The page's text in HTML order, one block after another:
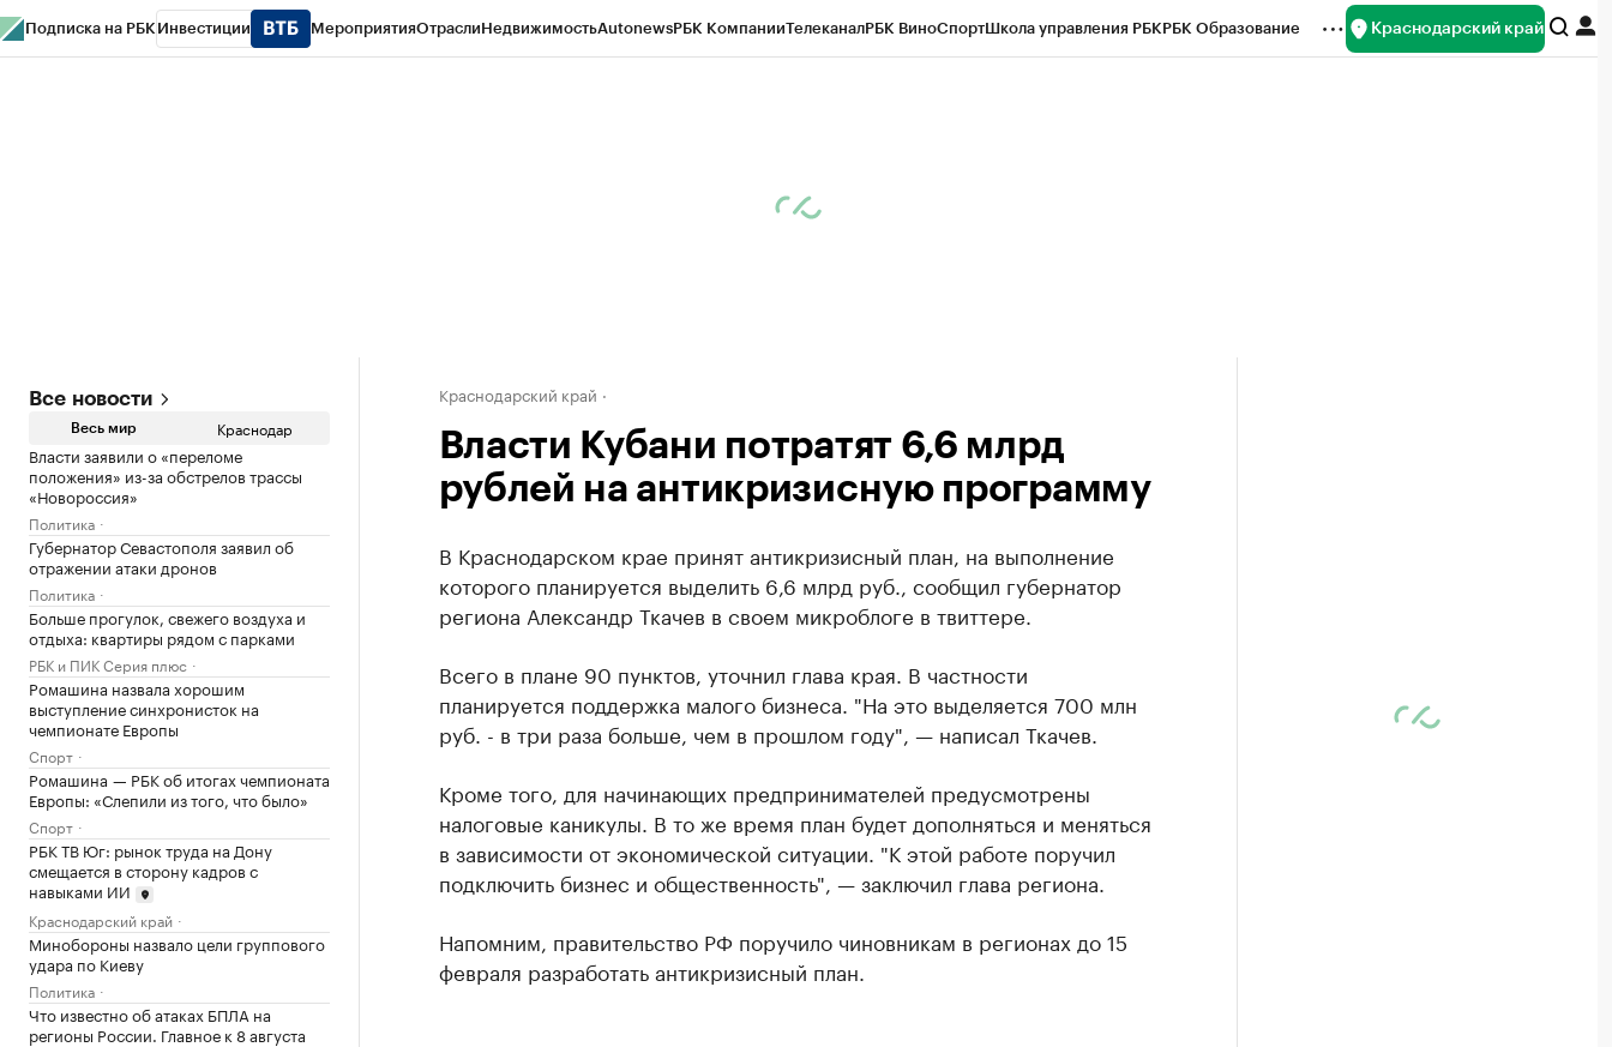
Подписка на РБК Инвестиции МероприятияОтраслиНедвижимостьAutonewsРБК КомпанииТелеканалРБК ВиноСпортШкола управления РБКРБК Образование Краснодарский край
Все новости
Весь мир Краснодар
Власти заявили о «переломе
положения» из-за обстрелов трассы
«Новороссия»
Политика
Губернатор Севастополя заявил об
отражении атаки дронов
Политика
Больше прогулок, свежего воздуха и
отдыха: квартиры рядом с парками
РБК и ПИК Серия плюс
Ромашина назвала хорошим
выступление синхронисток на
чемпионате Европы
Спорт
Ромашина — РБК об итогах чемпионата
Европы: «Слепили из того, что было»
Спорт
РБК ТВ Юг: рынок труда на Дону
смещается в сторону кадров с
навыками ИИ
Краснодарский край
Минобороны назвало цели группового
удара по Киеву
Политика
Что известно об атаках БПЛА на
регионы России. Главное к 8 августа
Краснодарский край
Власти Кубани потратят 6,6 млрд
рублей на антикризисную программу
В Краснодарском крае принят антикризисный план, на выполнение
которого планируется выделить 6,6 млрд руб., сообщил губернатор
региона Александр Ткачев в своем микроблоге в твиттере.
Всего в плане 90 пунктов, уточнил глава края. В частности
планируется поддержка малого бизнеса. "На это выделяется 700 млн
руб. - в три раза больше, чем в прошлом году", — написал Ткачев.
Кроме того, для начинающих предпринимателей предусмотрены
налоговые каникулы. В то же время план будет дополняться и меняться
в зависимости от экономической ситуации. "К этой работе поручил
подключить бизнес и общественность", — заключил глава региона.
Напомним, правительство РФ поручило чиновникам в регионах до 15
февраля разработать антикризисный план.